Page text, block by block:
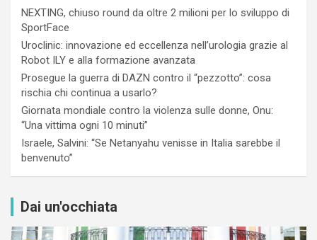
NEXTING, chiuso round da oltre 2 milioni per lo sviluppo di
SportFace
Uroclinic: innovazione ed eccellenza nell’urologia grazie al
Robot ILY e alla formazione avanzata
Prosegue la guerra di DAZN contro il “pezzotto”: cosa
rischia chi continua a usarlo?
Giornata mondiale contro la violenza sulle donne, Onu:
“Una vittima ogni 10 minuti”
Israele, Salvini: “Se Netanyahu venisse in Italia sarebbe il
benvenuto”
Dai un'occhiata